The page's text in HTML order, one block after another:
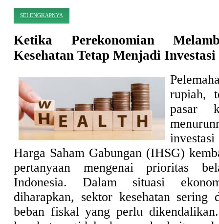
SELENGKAPNYA
Ketika Perekonomian
Kesehatan Tetap Menjadi
rupiah,
pasar
Harga Saham Gabungan (IHSG)
pertanyaan mengenai prioritas
Indonesia. Dalam situasi
diharapkan, sektor kesehatan sering
beban fiskal yang perlu